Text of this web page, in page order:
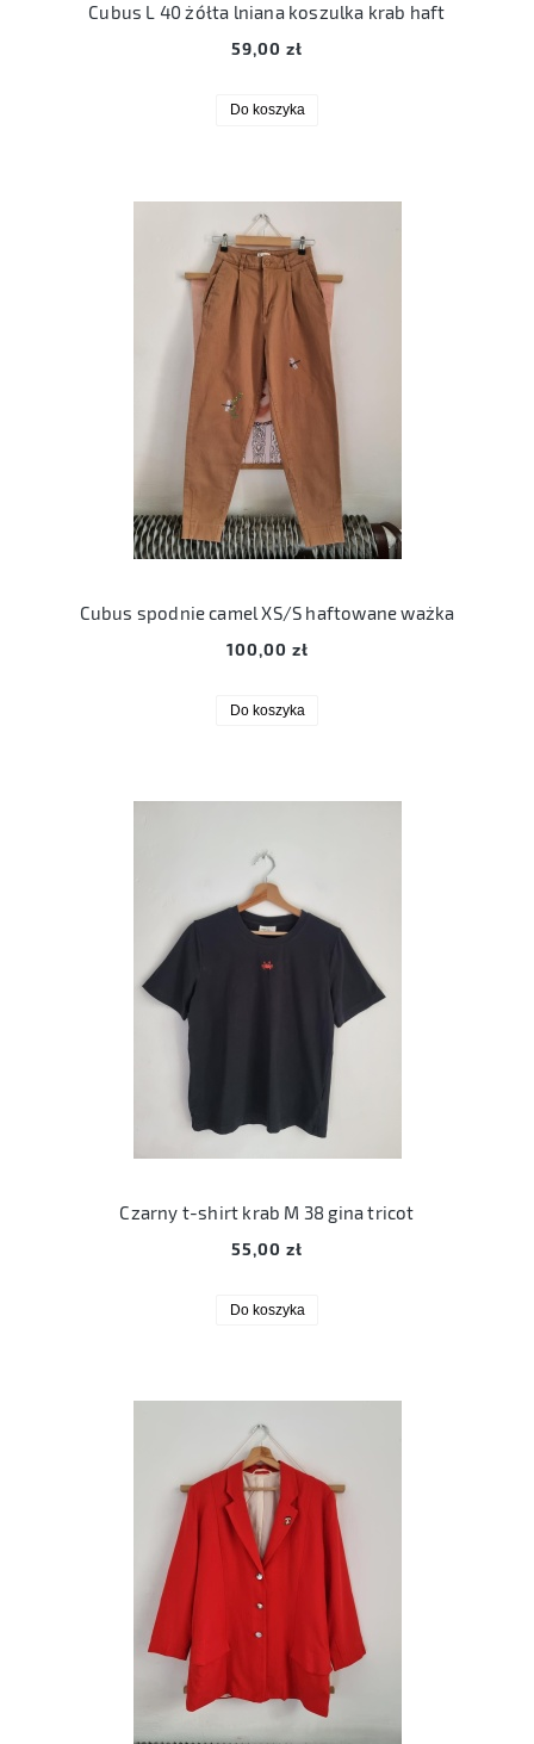
Cubus L 40 żółta lniana koszulka krab haft
59,00 zł
Do koszyka
Cubus spodnie camel XS/S haftowane ważka
100,00 zł
Do koszyka
Czarny t-shirt krab M 38 gina tricot
55,00 zł
Do koszyka